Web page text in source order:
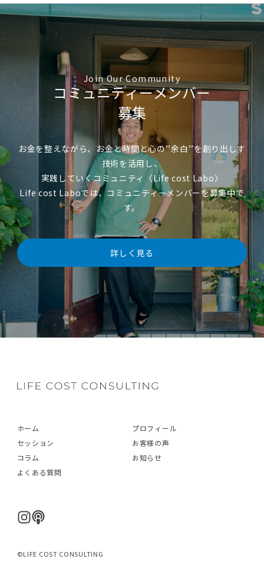
Join Our Community
コミュニティーメンバー
募集
お金を整えながら、お金と時間と心の’’余白’’を創り出しす
技術を活用し、
実践していくコミュニティ〈Life cost Labo〉
Life cost Laboでは、コミュニティーメンバーを募集中で
す。
詳しく見る
ホーム
プロフィール
セッション
お客様の声
コラム
お知らせ
よくある質問
©LIFE COST CONSULTING